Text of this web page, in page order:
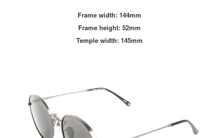
Frame width: 144mm
Frame height: 52mm
Temple width: 145mm